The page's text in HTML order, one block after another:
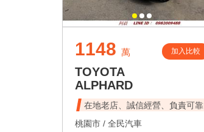
1148 萬 加入比較
TOYOTA
ALPHARD
在地老店、誠信經營、負責可靠
桃園市 / 全民汽車